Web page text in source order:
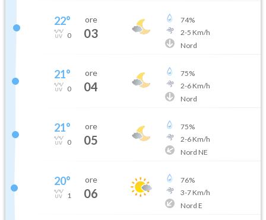
22°
0
ore
03
74%
2-5 Km/h
Nord
21°
0
ore
04
75%
2-6Km/h
Nord
21°
0
ore
05
75%
2-6Km/h
Nord NE
20°
1
ore
06
76%
3-7Km/h
Nord E